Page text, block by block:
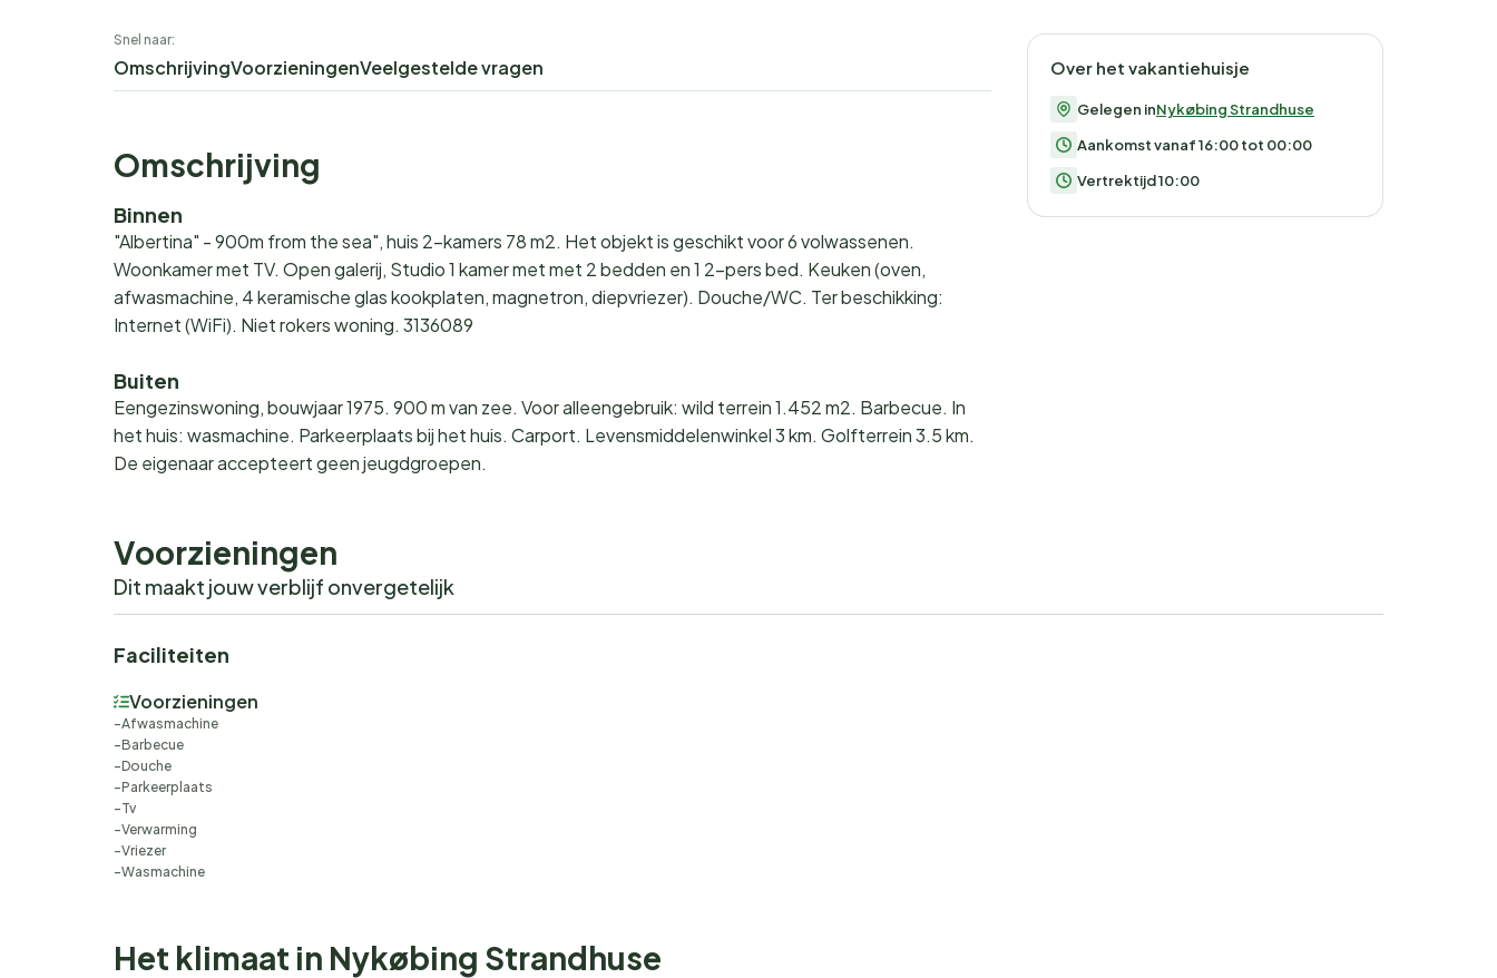
Snel naar:
OmschrijvingVoorzieningenVeelgestelde vragen
Omschrijving
Binnen
"Albertina" - 900m from the sea", huis 2-kamers 78 m2. Het objekt is geschikt voor 6 volwassenen.
Woonkamer met TV. Open galerij, Studio 1 kamer met met 2 bedden en 1 2-pers bed. Keuken (oven,
afwasmachine, 4 keramische glas kookplaten, magnetron, diepvriezer). Douche/WC. Ter beschikking:
Internet (WiFi). Niet rokers woning. 3136089
Buiten
Eengezinswoning, bouwjaar 1975. 900 m van zee. Voor alleengebruik: wild terrein 1.452 m2. Barbecue. In
het huis: wasmachine. Parkeerplaats bij het huis. Carport. Levensmiddelenwinkel 3 km. Golfterrein 3.5 km.
De eigenaar accepteert geen jeugdgroepen.
Over het vakantiehuisje
Gelegen inNykøbing Strandhuse
Aankomst vanaf 16:00 tot 00:00
Vertrektijd 10:00
Voorzieningen
Dit maakt jouw verblijf onvergetelijk
Faciliteiten
Voorzieningen
Afwasmachine
Barbecue
Douche
Parkeerplaats
Tv
Verwarming
Vriezer
Wasmachine
Het klimaat in Nykøbing Strandhuse